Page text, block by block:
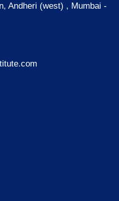
Andheri (west) , Mumbai -